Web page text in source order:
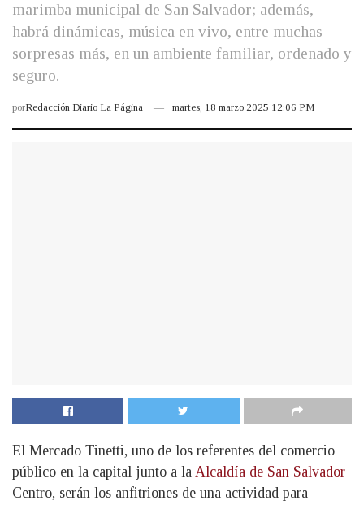
marimba municipal de San Salvador; además,
habrá dinámicas, música en vivo, entre muchas
sorpresas más, en un ambiente familiar, ordenado y
seguro.
porRedacción Diario La Página martes, 18 marzo 2025 12:06 PM
El Mercado Tinetti, uno de los referentes del comercio
público en la capital junto a la Alcaldía de San Salvador
Centro, serán los anfitriones de una actividad para